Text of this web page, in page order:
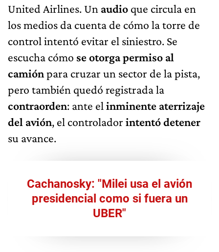
United Airlines. Un audio que circula en
los medios da cuenta de cómo la torre de
control intentó evitar el siniestro. Se
escucha cómo se otorga permiso al
camiónpara cruzar un sector de la pista,
pero también quedó registrada la
contraorden: ante el inminente aterrizaje
del avión, el controlador intentó detener
su avance.
Cachanosky: "Milei usa el avión
presidencial como si fuera un
UBER"